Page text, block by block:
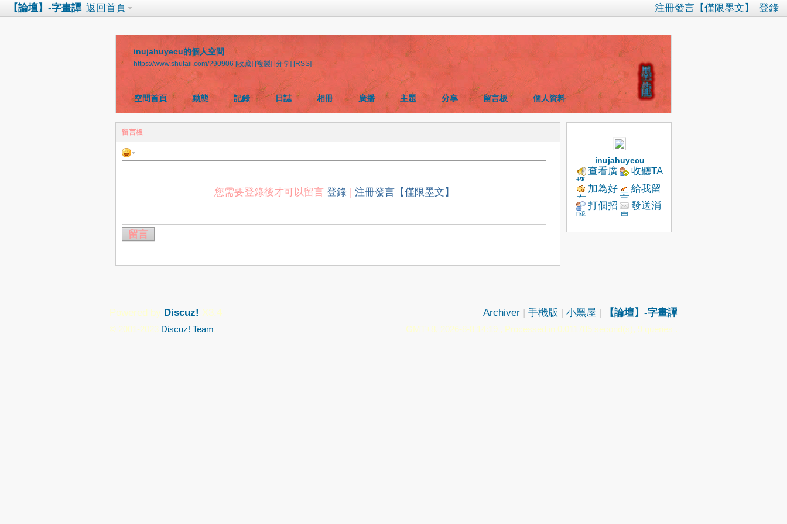
注冊發言【僅限墨文】 登錄
【論壇】-字畫譚 返回首頁
inujahuyecu的個人空間
https://www.shufaii.com/?90906 [收藏] [複製] [分享] [RSS]
空間首頁 動態 記錄 日誌 相冊 廣播 主題 分享 留言板 個人資料
留言板
您需要登錄後才可以留言 登錄| 注冊發言【僅限墨文】
留言
inujahuyecu
查看廣
播
收聽TA
加為好
友
給我留
言
打個招
呼
發送消
息
Archiver | 手機版 | 小黑屋 | 【論壇】-字畫譚
GMT+8, 2026-8-8 14:19 , Processed in 0.011785 second(s), 9 queries .
Powered by Discuz! X3.4
© 2001-2023 Discuz! Team.